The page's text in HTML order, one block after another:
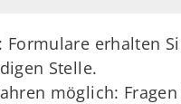
Formulare erhalten
Stelle.
möglich: Fragen